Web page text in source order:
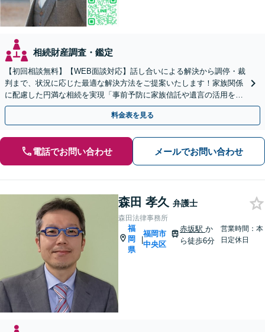
相続財産調査・鑑定
【初回相談無料】【WEB面談対応】話し合いによる解決から調停・裁
判まで、状況に応じた最適な解決方法をご提案いたします！家族関係
に配慮した円満な相続を実現「事前予防に家族信託や遺言の活用を」
「相続税に関するご相談にも対応」【休日・夜間相談可】
料金表を見る
電話でお問い合わせ メールでお問い合わせ
森田 孝久 弁護士
森田法律事務所
福
岡
県
|
福岡市
中央区
赤坂駅 か
ら徒歩6分
営業時間：本
日定休日